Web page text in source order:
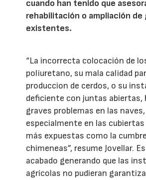
cuando han tenido que
rehabilitación o ampliación de
existentes.
“La incorrecta colocación de
poliuretano, su mala calidad
produccion de cerdos, o su
deficiente con juntas abiertas,
graves problemas en las naves,
especialmente en las
más expuestas como la
chimeneas”, resume Jovellar.
acabado generando que las
agrícolas no pudieran